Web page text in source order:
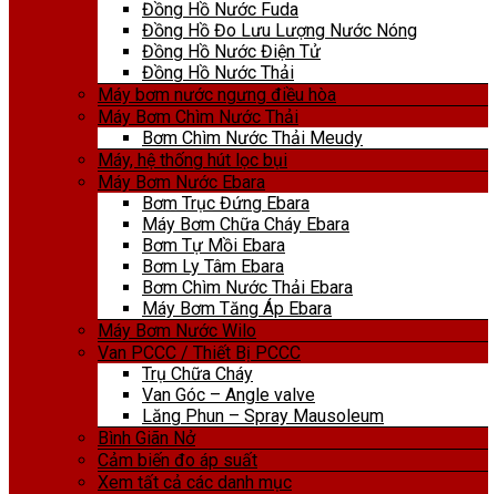
Đồng Hồ Nước Fuda
Đồng Hồ Đo Lưu Lượng Nước Nóng
Đồng Hồ Nước Điện Tử
Đồng Hồ Nước Thải
Máy bơm nước ngưng điều hòa
Máy Bơm Chìm Nước Thải
Bơm Chìm Nước Thải Meudy
Máy, hệ thống hút lọc bụi
Máy Bơm Nước Ebara
Bơm Trục Đứng Ebara
Máy Bơm Chữa Cháy Ebara
Bơm Tự Mồi Ebara
Bơm Ly Tâm Ebara
Bơm Chìm Nước Thải Ebara
Máy Bơm Tăng Áp Ebara
Máy Bơm Nước Wilo
Van PCCC / Thiết Bị PCCC
Trụ Chữa Cháy
Van Góc – Angle valve
Lăng Phun – Spray Mausoleum
Bình Giãn Nở
Cảm biến đo áp suất
Xem tất cả các danh mục